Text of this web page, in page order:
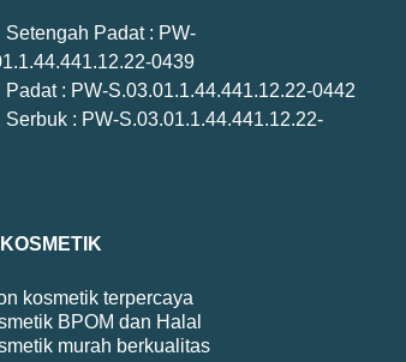
Setengah Padat : PW-
0439
Padat : PW-S.03.01.1.44.441.12.22-0442
Serbuk : PW-S.03.01.1.44.441.12.22-
kosmetik terpercaya
BPOM dan Halal
murah berkualitas